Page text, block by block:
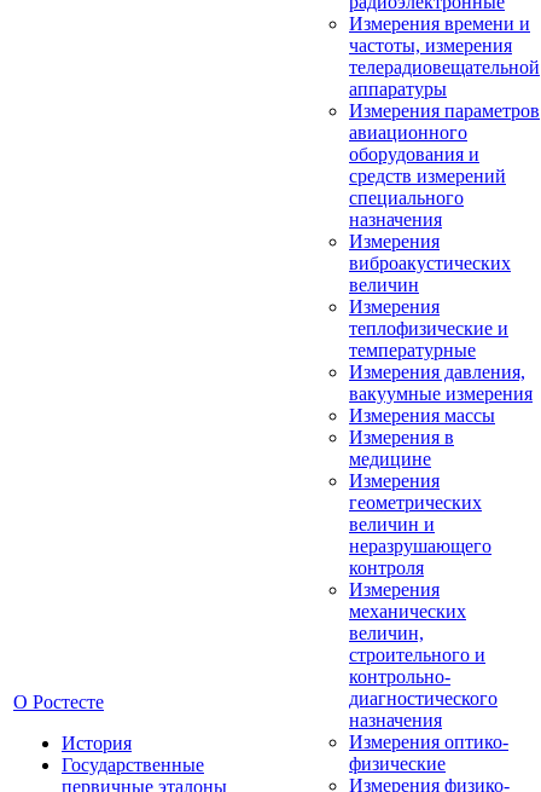
О Ростесте
История
Государственные
первичные эталоны
Измерения времени и
частоты, измерения
телерадиовещательной
аппаратуры
Измерения параметров
авиационного
оборудования и
средств измерений
специального
назначения
Измерения
виброакустических
величин
Измерения
теплофизические и
температурные
Измерения давления,
вакуумные измерения
Измерения массы
Измерения в
медицине
Измерения
геометрических
величин и
неразрушающего
контроля
Измерения
механических
величин,
строительного и
контрольно-
диагностического
назначения
Измерения оптико-
физические
Измерения физико-